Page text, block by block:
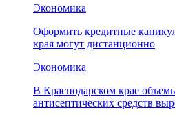
Экономика
Оформить кредитные
края могут дистанционно
Экономика
В Краснодарском крае
антисептических средств